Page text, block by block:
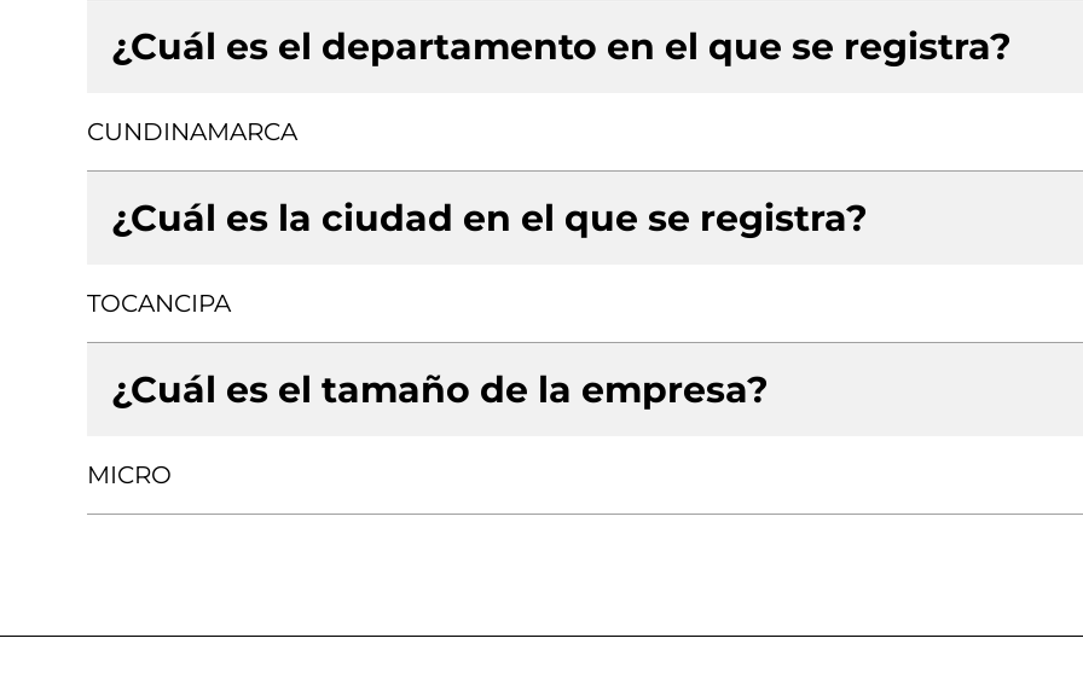
¿Cuál es el departamento en el que se registra?
CUNDINAMARCA
¿Cuál es la ciudad en el que se registra?
TOCANCIPA
¿Cuál es el tamaño de la empresa?
MICRO